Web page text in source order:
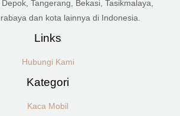
Tangerang, Bekasi, Tasikmalaya,
dan kota lainnya di Indonesia.
Links
Hubungi Kami
Kategori
Kaca Mobil